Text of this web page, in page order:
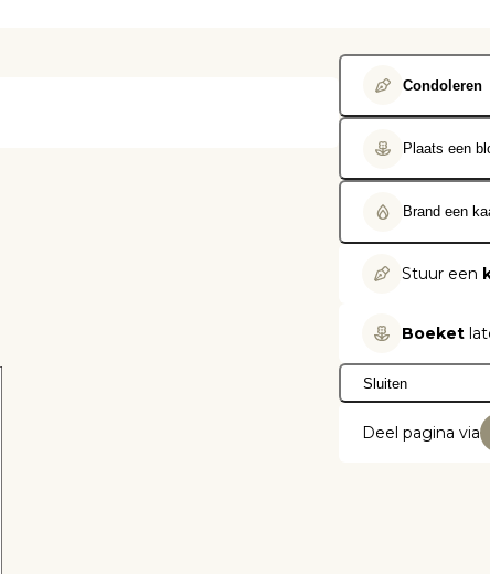
Condoleren
Plaats een
Brand een
Stuur een
Boeket
Sluiten
Deel pagina via